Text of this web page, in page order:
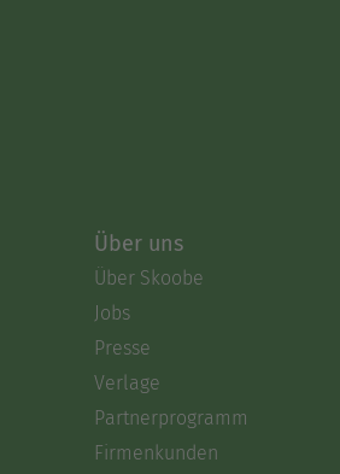
Über uns
Über Skoobe
Jobs
Presse
Verlage
Partnerprogramm
Firmenkunden